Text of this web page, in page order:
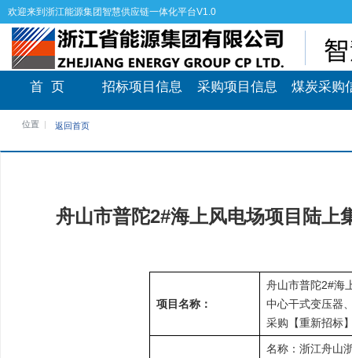
欢迎来到浙江能源集团智慧供应链一体化平台V1.0
首 页 招标项目信息 采购项目信息 煤炭采购
位置 返回首页
舟山市普陀2#海上风电场项目陆上
项目名称：
舟山市普陀2#海
中心干式变压器
采购【重新招标
名称：浙江舟山